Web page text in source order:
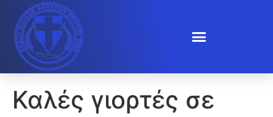
Καλές γιορτές σε